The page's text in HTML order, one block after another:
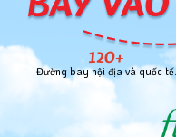
120+
Đường bay nội địa và quốc tế.